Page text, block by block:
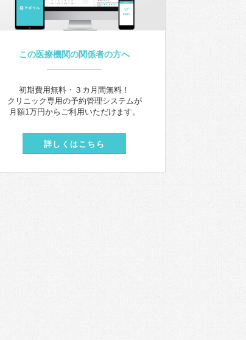
この医療機関の関係者の方へ
初期費用無料・３カ月間無料！
クリニック専用の予約管理システムが
月額1万円からご利用いただけます。
詳しくはこちら